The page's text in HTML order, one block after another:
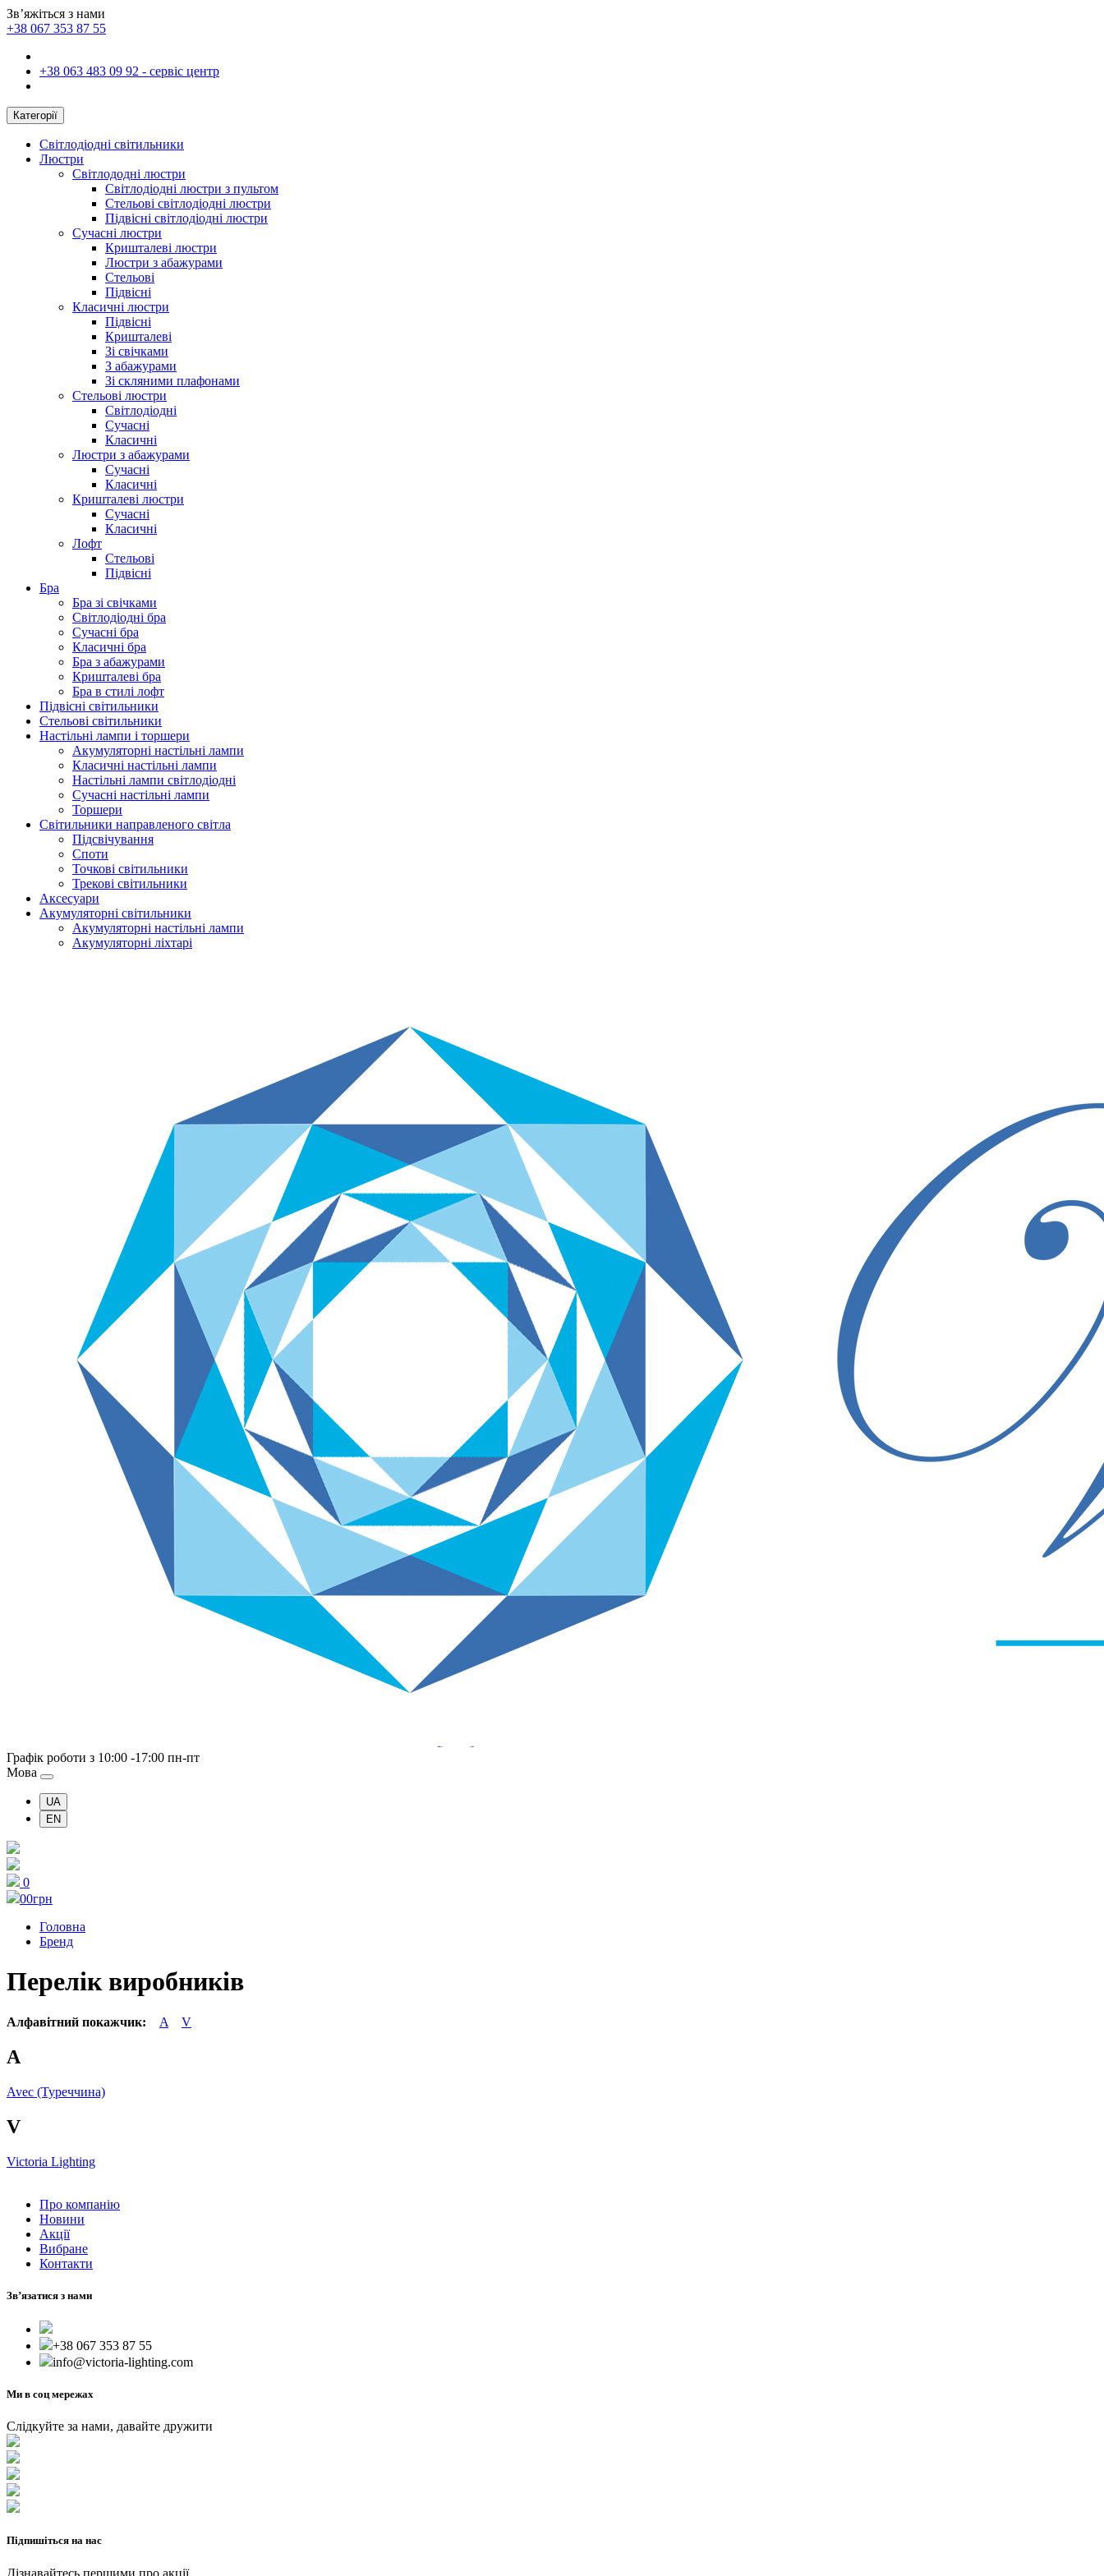
Зв’яжіться з нами
+38 067 353 87 55
+38 063 483 09 92 - сервіс центр
Категорії
Світлодіодні світильники
Люстри
Світлододні люстри
Світлодіодні люстри з пультом
Стельові світлодіодні люстри
Підвісні світлодіодні люстри
Сучасні люстри
Кришталеві люстри
Люстри з абажурами
Стельові
Підвісні
Класичні люстри
Підвісні
Кришталеві
Зі свічками
З абажурами
Зі скляними плафонами
Стельові люстри
Світлодіодні
Сучасні
Класичні
Люстри з абажурами
Сучасні
Класичні
Кришталеві люстри
Сучасні
Класичні
Лофт
Стельові
Підвісні
Бра
Бра зі свічками
Світлодіодні бра
Сучасні бра
Класичні бра
Бра з абажурами
Кришталеві бра
Бра в стилі лофт
Підвісні світильники
Стельові світильники
Настільні лампи і торшери
Акумуляторні настільні лампи
Класичні настільні лампи
Настільні лампи світлодіодні
Сучасні настільні лампи
Торшери
Світильники направленого світла
Підсвічування
Споти
Точкові світильники
Трекові світильники
Аксесуари
Акумуляторні світильники
Акумуляторні настільні лампи
Акумуляторні ліхтарі
Графік роботи з 10:00 -17:00 пн-пт
Мова
UA
EN
0
00грн
Головна
Бренд
Перелік виробників
Алфавітний покажчик: A V
A
Avec (Туреччина)
V
Victoria Lighting
Про компанію
Новини
Акції
Вибране
Контакти
Зв’язатися з нами
+38 067 353 87 55
info@victoria-lighting.com
Ми в соц мережах
Слідкуйте за нами, давайте дружити
Підпишіться на нас
Дізнавайтесь першими про акції